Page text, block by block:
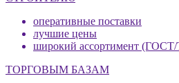
оперативные поставки
лучшие цены
широкий ассортимент
ТОРГОВЫМ БАЗАМ